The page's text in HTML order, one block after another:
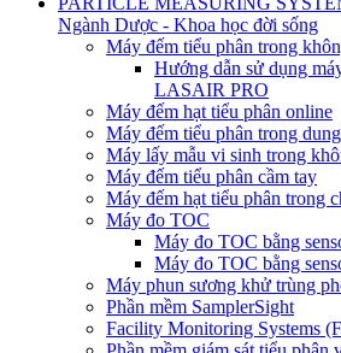
Ngành Dược - Khoa học đời sống
Máy đếm tiểu phân trong
Hướng dẫn sử dụng
LASAIR PRO
Máy đếm hạt tiểu phân online
Máy đếm tiểu phân trong
Máy lấy mẫu vi sinh trong
Máy đếm tiểu phân cầm tay
Máy đếm hạt tiểu phân trong
Máy đo TOC
Máy đo TOC bằng
Máy đo TOC bằng
Máy phun sương khử trùng
Phần mềm SamplerSight
Facility Monitoring Systems